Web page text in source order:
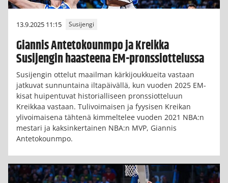
13.9.2025 11:15 Susijengi
Giannis Antetokounmpo ja Kreikka
Susijengin haasteena EM-pronssiottelussa
Susijengin ottelut maailman kärkijoukkueita vastaan
jatkuvat sunnuntaina iltapäivällä, kun vuoden 2025 EM-
kisat huipentuvat historialliseen pronssiotteluun
Kreikkaa vastaan. Tulivoimaisen ja fyysisen Kreikan
ylivoimaisena tähtenä kimmeltelee vuoden 2021 NBA:n
mestari ja kaksinkertainen NBA:n MVP, Giannis
Antetokounmpo.